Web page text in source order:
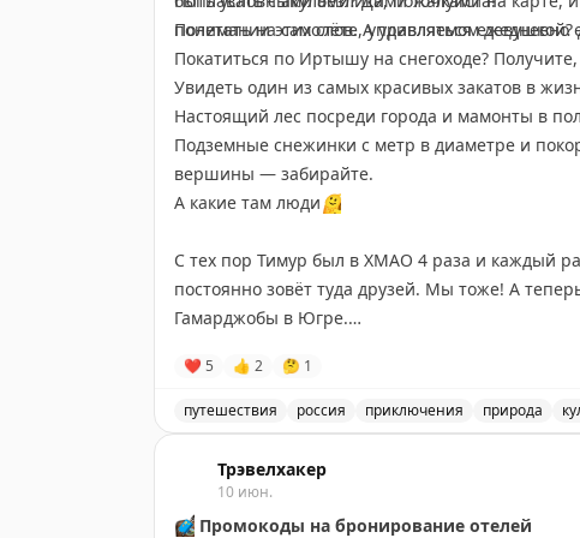
понимании этих слов. А удивляться ежедневно
Полетать на самолёте, управляемом
Покатиться по Иртышу на снегоходе?
Увидеть один из самых красивых закатов в
Настоящий лес посреди города и мамонты в
Подземные снежинки с метр в диаметре и
вершины — забирайте.
А какие там люди🫠
С тех пор Тимур был в ХМАО 4 раза и каждый
постоянно зовёт туда друзей. Мы тоже! А
Гамарджобы в Югре.
Путешествие-знакомство, которое не покажет
влюбит вас. Едем в Когалым — столицу русской
Здесь вас ждёт знакомство с одним из самых
Севера. Узнаете, как добывают нефть и даже
крупнейших на Севере океанариуме и
❤ 5 👍 2 🤔 1
путешествия россия приключения природа
Трэвелхакер
10 июн.
🧳 Промокоды на бронирование отелей